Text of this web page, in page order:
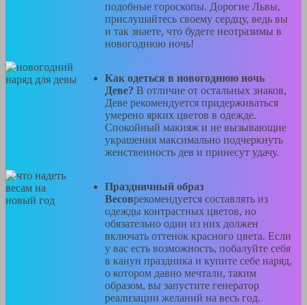
подобные гороскопы. Дорогие Львы,
прислушайтесь своему сердцу, ведь вы
и так знаете, что будете неотразимы в
новогоднюю ночь!
Как одеться в новогоднюю ночь
Деве? В отличие от остальных знаков,
Деве рекомендуется придерживаться
умерено ярких цветов в одежде.
Спокойный макияж и не вызывающие
украшения максимально подчеркнуть
женственность дев и принесут удачу.
Праздничный образ
Весоврекомендуется составлять из
одежды контрастных цветов, но
обязательно один из них должен
включать оттенок красного цвета. Если
у вас есть возможность, побалуйте себя
в канун праздника и купите себе наряд,
о котором давно мечтали, таким
образом, вы запустите генератор
реализации желаний на весь год.